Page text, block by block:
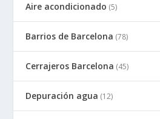
Aire acondicionado (5)
Barrios de Barcelona (78)
Cerrajeros Barcelona (45)
Depuración agua (12)